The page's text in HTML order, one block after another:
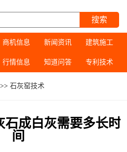
搜索
商机信息 新闻资讯 建筑施工
行情信息 知道问答 专利技术
>>石灰窑技术
石成白灰需要多长时
间